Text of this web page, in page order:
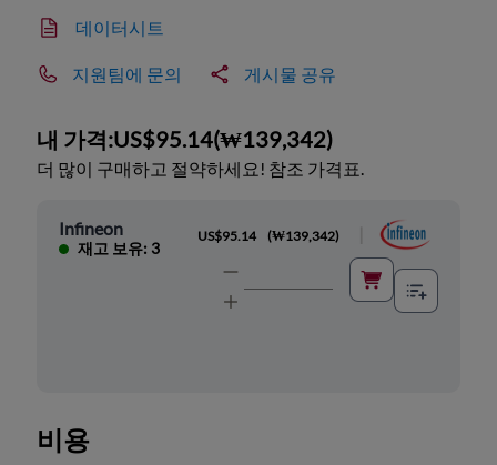
데이터시트
지원팀에 문의 게시물 공유
내 가격:US$95.14(₩139,342)
더 많이 구매하고 절약하세요! 참조 가격표.
Infineon
재고 보유: 3
US$95.14 (₩139,342)
비용